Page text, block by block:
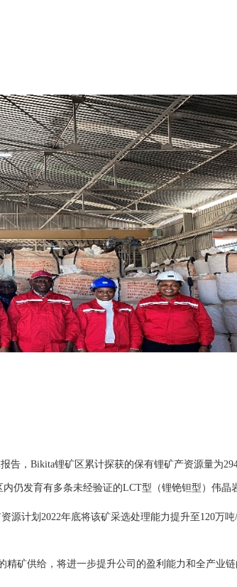
告，Bikita锂矿区累计探获的保有锂矿产资源量为
内仍发育有多条未经验证的LCT型（锂铯钽型）伟晶
计划2022年底将该矿采选处理能力提升至120万吨
精矿供给，将进一步提升公司的盈利能力和全产业